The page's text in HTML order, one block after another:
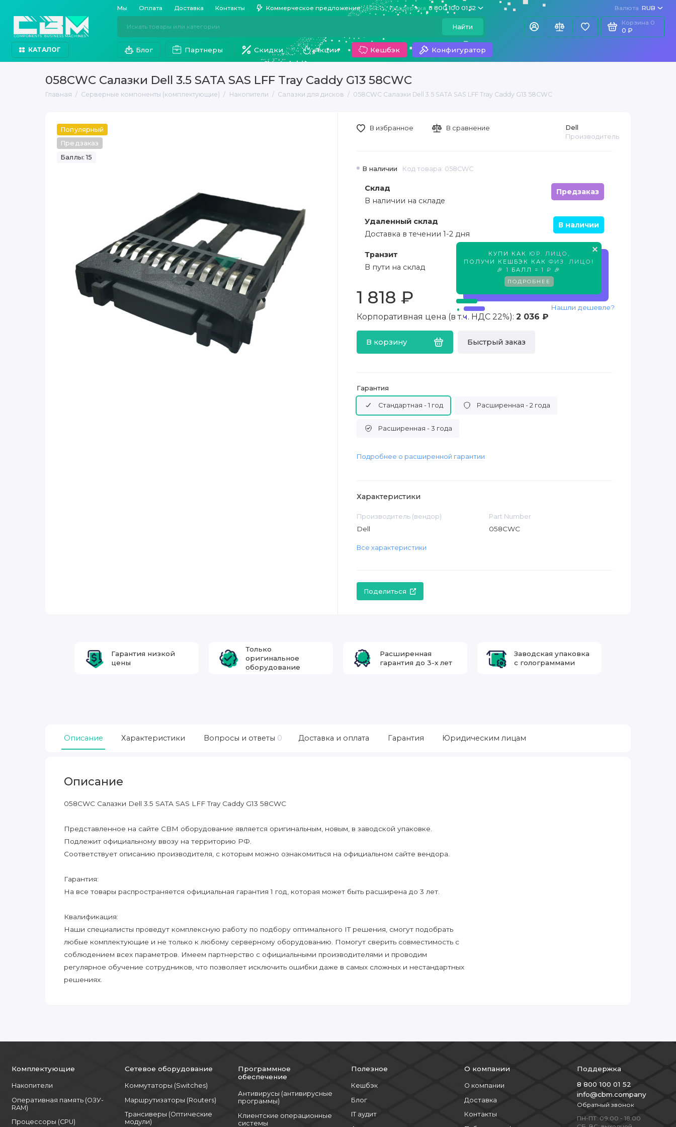
Мы Оплата Доставка Контакты Коммерческое предложение Поддержка 8 800 100 01 52 Валюта RUB
Найти
Корзина 0
0 ₽
КАТАЛОГ Блог Партнеры Скидки Акции Кешбэк Конфигуратор
058CWC Салазки Dell 3.5 SATA SAS LFF Tray Caddy G13 58CWC
Главная Серверные компоненты (комплектующие) Накопители Салазки для дисков 058CWC Салазки Dell 3.5 SATA SAS LFF Tray Caddy G13 58CWC
Популярный
Предзаказ
Баллы: 15
×
ПОЛУЧИ КЕШБЭК КАК ФИЗ. ЛИЦО
🎉1БАЛЛ = 1 ₽ 🎉
ПОДРОБНЕЕ
В наличии Код товара: 058CWC
Dell
Производитель
Склад
Предзаказ
В наличии на складе
Удаленный склад
В наличии
Доставка в течении 1-2 дня
Транзит
Предзаказ
В пути на склад
1 818 ₽
Корпоративная цена (в т.ч. НДС 22%): 2 036 ₽
В корзину Быстрый заказ
Нашли дешевле?
В избранное В сравнение
Гарантия
Стандартная - 1 год Расширенная - 2 года
Расширенная - 3 года
Подробнее о расширенной гарантии
Характеристики
Производитель (вендор)
Dell
Part Number
058CWC
Все характеристики
Поделиться
Гарантия низкой
цены
Только
оригинальное
оборудование
Расширенная
гарантия до 3-х лет
Заводская упаковка
с голограммами
Описание Характеристики Вопросы и ответы 0 Доставка и оплата Гарантия Юридическим лицам
Описание
058CWC Салазки Dell 3.5 SATA SAS LFF Tray Caddy G13 58CWC
Представленное на сайте CBM оборудование является оригинальным, новым, в заводской упаковке.
Подлежит официальному ввозу на территорию РФ.
Соответствует описанию производителя, с которым можно ознакомиться на официальном сайте вендора.
Гарантия:
На все товары распространяется официальная гарантия 1 год, которая может быть расширена до 3 лет.
Квалификация:
Наши специалисты проведут комплексную работу по подбору оптимального IT решения, смогут подобрать
любые комплектующие и не только к любому серверному оборудованию. Помогут сверить совместимость с
соблюдением всех параметров. Имеем партнерство с официальными производителями и проводим
регулярное обучение сотрудников, что позволяет исключить ошибки даже в самых сложных и нестандартных
решениях.
Комплектующие
Накопители
Оперативная память (ОЗУ-
RAM)
Процессоры (CPU)
Сетевое оборудование
Коммутаторы (Switches)
Маршрутизаторы (Routers)
Трансиверы (Оптические
модули)
Программное
обеспечение
Антивирусы (антивирусные
программы)
Клиентские операционные
системы
Полезное
Кешбэк
Блог
IT аудит
О компании
О компании
Доставка
Контакты
Поддержка
8 800 100 01 52
info@cbm.company
Обратный звонок
ПН-ПТ: 09:00 - 18:00